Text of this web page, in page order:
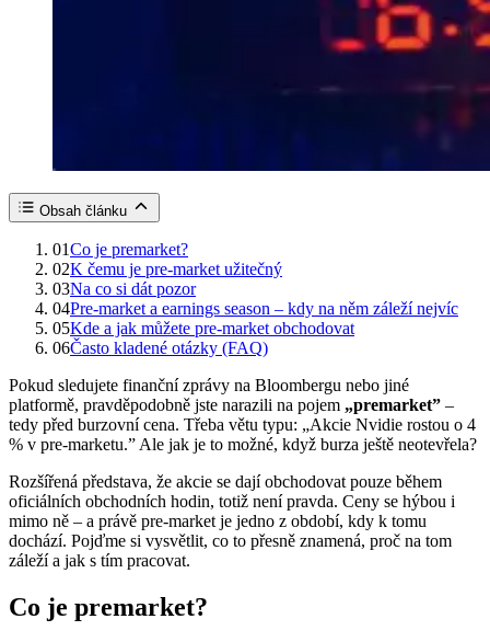
Obsah článku
01Co je premarket?
02K čemu je pre-market užitečný
03Na co si dát pozor
04Pre-market a earnings season – kdy na něm záleží nejvíc
05Kde a jak můžete pre-market obchodovat
06Často kladené otázky (FAQ)
Pokud sledujete finanční zprávy na Bloombergu nebo jiné
platformě, pravděpodobně jste narazili na pojem „premarket” –
tedy před burzovní cena. Třeba větu typu: „Akcie Nvidie rostou o 4
% v pre-marketu.” Ale jak je to možné, když burza ještě neotevřela?
Rozšířená představa, že akcie se dají obchodovat pouze během
oficiálních obchodních hodin, totiž není pravda. Ceny se hýbou i
mimo ně – a právě pre-market je jedno z období, kdy k tomu
dochází. Pojďme si vysvětlit, co to přesně znamená, proč na tom
záleží a jak s tím pracovat.
Co je premarket?